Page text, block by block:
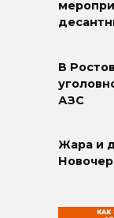
В
АЗС
Жара и